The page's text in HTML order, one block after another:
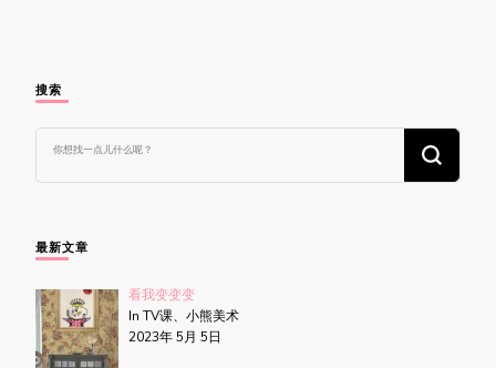
搜索
么
吗?
最新文章
看我变变变
In TV课、小熊美术
2023年 5月 5日